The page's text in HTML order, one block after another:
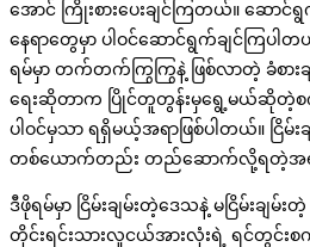
အောင် ကြိုးစားပေးချင်ကြတယ်။ ဆော
နေရာတွေမှာ ပါဝင်ဆောင်ရွက်ချင်ကြပ
ရမ်မှာ တက်တက်ကြွကြွနဲ့ ဖြစ်လာတဲ့ ခံစားချ
ရေးဆိုတာက ပြိုင်တူတွန်းမှရွေ့မယ်ဆိုတဲ့စကာ
ပါဝင်မှသာ ရရှိမယ့်အရာဖြစ်ပါတယ်။ ငြိမ်း
တစ်ယောက်တည်း တည်ဆောက်လို့ရတဲ့အရ
ဒီဖိုရမ်မှာ ငြိမ်းချမ်းတဲ့ဒေသနဲ့ မငြိမ်း
တိုင်းရင်းသားလူငယ်အားလုံးရဲ့ ရင်တွင်း